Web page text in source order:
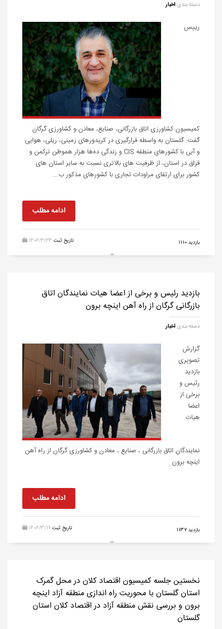
دسته بندیاخبار
رییس
کمیسیون کشاورزی اتاق بازرگانی، صنایع، معادن و کشاورزی گرگان
گفت: گلستان به واسطه قرارگیری در کریدورهای زمینی، ریلی، هوایی
و آبی با کشورهای منطقه CIS و زندگی ده‌ها هزار هموطن ترکمن و
قزاق در استان، از ظرفیت های بالاتری نسبت به سایر استان های
کشور برای ارتقای مراودات تجاری با کشورهای مذکور ب...
ادامه مطلب
1402/3/23 تاریخ ثبت بازدید 1110
بازدید رئیس و برخی از اعضا هیات نمایندگان اتاق
بازرگانی گرگان از راه آهن اینچه برون
دسته بندیاخبار
گزارش
تصویری
بازدید
رئیس و
برخی از
اعضا
هیات
نمایندگان اتاق بازرگانی ، صنایع ، معادن و کشاورزی گرگان از راه آهن
اینچه برون
ادامه مطلب
1402/3/19تاریخ ثبت بازدید 1137
نخستین جلسه کمیسیون اقتصاد کلان در محل گمرک
استان گلستان با محوریت راه اندازی منطقه آزاد اینچه
برون و بررسی نقش منطقه آزاد در اقتصاد کلان استان
گلستان